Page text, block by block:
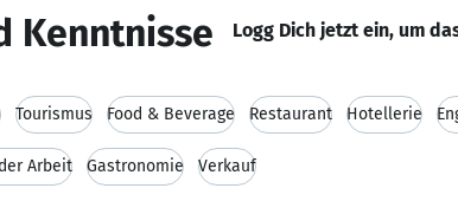
Kenntnisse Logg Dich jetzt ein, um
Tourismus Food & Beverage Restaurant Hotellerie
Arbeit Gastronomie Verkauf